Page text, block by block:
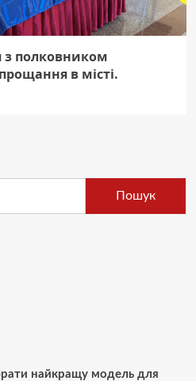
з полковником
в місті.
Пошук
найкращу модель для